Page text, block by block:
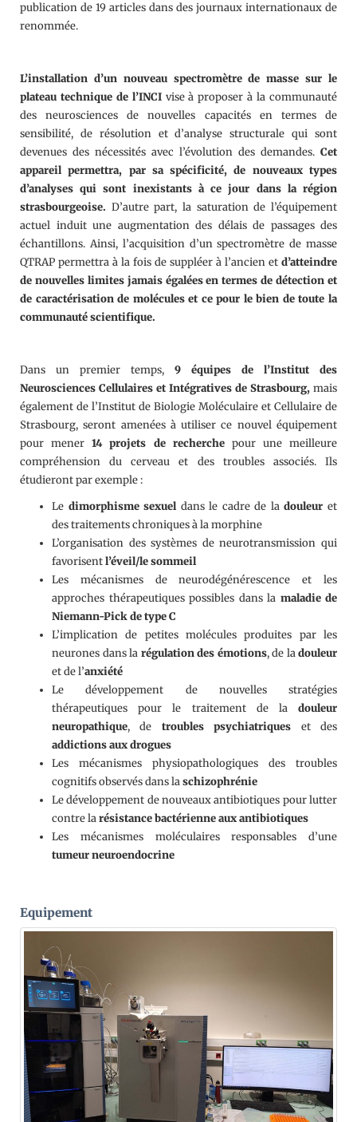
publication de 19 articles dans des journaux internationaux de
renommée.
L’installation d’un nouveau spectromètre de masse sur le
plateau technique de l’INCIvise à proposer à la communauté
des neurosciences de nouvelles capacités en termes de
sensibilité, de résolution et d’analyse structurale qui sont
devenues des nécessités avec l’évolution des demandes. Cet
appareil permettra, par sa spécificité, de nouveaux types
d’analyses qui sont inexistants à ce jour dans la région
strasbourgeoise. D’autre part, la saturation de l’équipement
actuel induit une augmentation des délais de passages des
échantillons. Ainsi, l’acquisition d’un spectromètre de masse
QTRAP permettra à la fois de suppléer à l’ancien et d’atteindre
de nouvelles limites jamais égalées en termes de détection et
de caractérisation de molécules et ce pour le bien de toute la
communauté scientifique.
Dans un premier temps, 9 équipes
de l’Institut des
Neurosciences Cellulaires et Intégratives de Strasbourg, mais
également de l’Institut de Biologie Moléculaire et Cellulaire de
Strasbourg, seront amenées à utiliser ce nouvel équipement
pour mener14 projets de recherchepour une meilleure
compréhension du cerveau et des troubles associés. Ils
étudieront par exemple :
Le dimorphisme sexuel dans le cadre de ladouleur et
des traitements chroniques à la morphine
L’organisation des systèmes de neurotransmission qui
favorisentl’éveil/le sommeil
Les mécanismes de neurodégénérescence et les
approches thérapeutiques possibles dans la maladie de
Niemann-Pick de type C
L’implication de petites molécules produites par les
neurones dans la régulation des émotions, de ladouleur
et de l’anxiété
Le développement de nouvelles stratégies
thérapeutiques pour le traitement de la douleur
neuropathique, de troubles psychiatriques et des
addictions aux drogues
Les mécanismes physiopathologiques des troubles
cognitifs observés dans laschizophrénie
Le développement de nouveaux antibiotiques pour lutter
contre larésistance bactérienne aux antibiotiques
Les mécanismes moléculaires responsables d’une
tumeur neuroendocrine
Equipement